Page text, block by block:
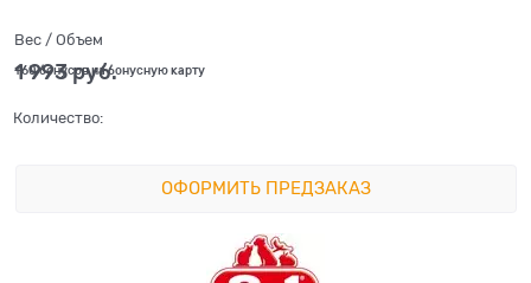
Вес / Объем
1 993 руб.
+60 бонусов на бонусную карту
Количество:
ОФОРМИТЬ ПРЕДЗАКАЗ